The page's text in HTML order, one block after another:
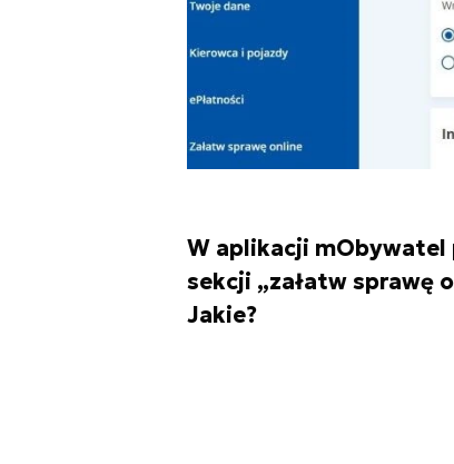
W aplikacji mObywatel
sekcji „załatw sprawę
Jakie?